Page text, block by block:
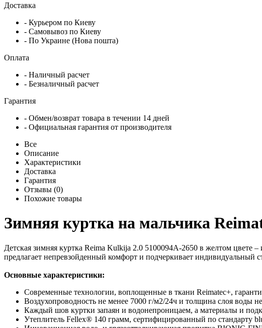
Доставка
- Курьером по Киеву
- Самовывоз по Киеву
- По Украине (Нова пошта)
Оплата
- Наличный расчет
- Безналичный расчет
Гарантия
- Обмен/возврат товара в течении 14 дней
- Официальная гарантия от производителя
Все
Описание
Характеристики
Доставка
Гарантия
Отзывы (0)
Похожие товары
Зимняя куртка на мальчика
Детская зимняя куртка Reima Kulkija 2.0 5100094A-2650 в желтом цвете
предлагает непревзойденный комфорт и подчеркивает индивидуальный
Основные характеристики:
Современные технологии, воплощенные в ткани Reimatec+,
Воздухопроводность не менее 7000 г/м2/24ч и толщина слоя воды
Каждый шов куртки запаян и водонепроницаем, а материалы и
Утеплитель Fellex® 140 грамм, сертифицированный по стандарту